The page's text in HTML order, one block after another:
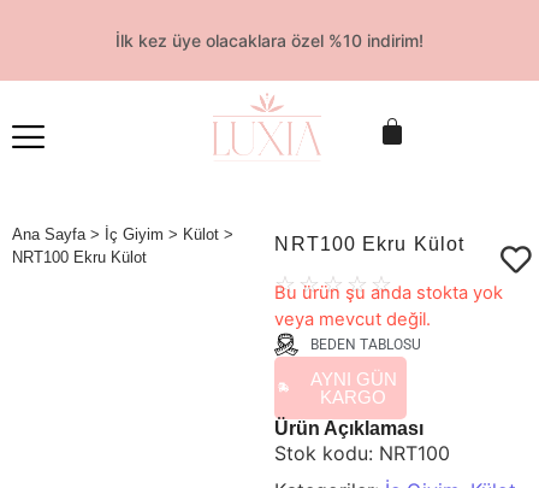
İlk kez üye olacaklara özel %10 indirim!
Ana Sayfa > İç Giyim > Külot >
NRT100 Ekru Külot
NRT100 Ekru Külot
☆☆☆ ☆ ☆
Bu ürün şu anda stokta yok
veya mevcut değil.
BEDEN TABLOSU
AYNI GÜN
KARGO
Ürün Açıklaması
Stok kodu: NRT100